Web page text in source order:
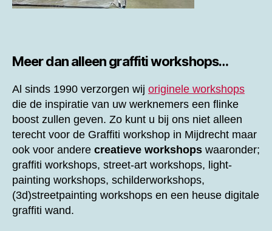
Meer dan alleen graffiti workshops…
Al sinds 1990 verzorgen wij originele workshops
die de inspiratie van uw werknemers een flinke
boost zullen geven. Zo kunt u bij ons niet alleen
terecht voor de Graffiti workshop in Mijdrecht maar
ook voor andere creatieve workshops waaronder;
graffiti workshops, street-art workshops, light-
painting workshops, schilderworkshops,
(3d)streetpainting workshops en een heuse digitale
graffiti wand.